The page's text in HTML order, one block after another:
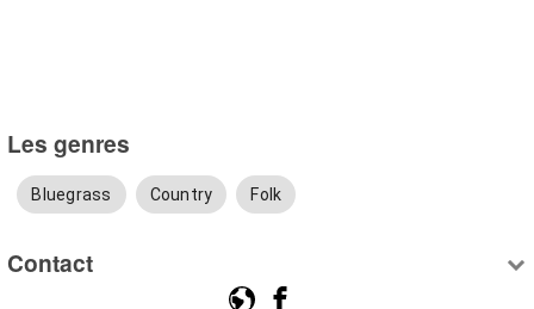
Les genres
Bluegrass Country Folk
Contact